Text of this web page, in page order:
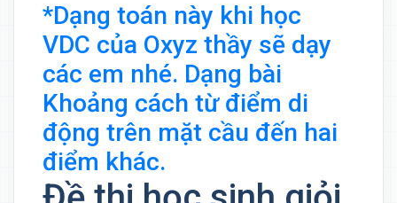
*Dạng toán này khi học
VDC của Oxyz thầy sẽ dạy
các em nhé. Dạng bài
Khoảng cách từ điểm di
động trên mặt cầu đến hai
điểm khác.